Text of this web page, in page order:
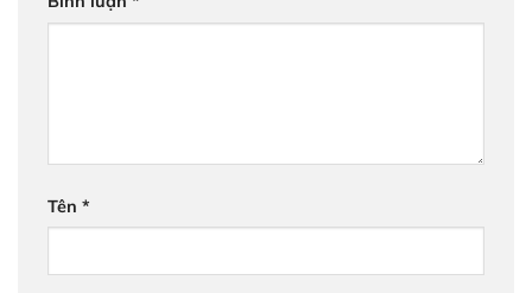
Tên *